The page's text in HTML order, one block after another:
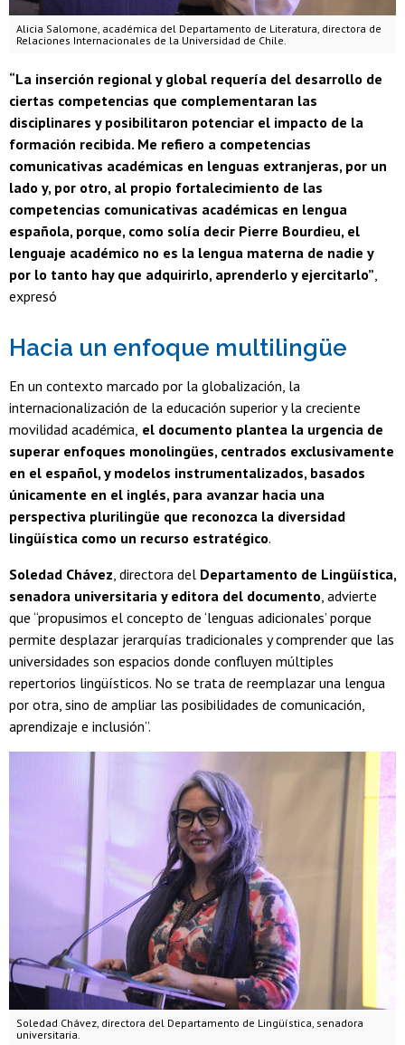
Alicia Salomone, académica del Departamento de Literatura, directora de
Relaciones Internacionales de la Universidad de Chile.
“La inserción regional y global requería del desarrollo de
ciertas competencias que complementaran las
disciplinares y posibilitaron potenciar el impacto de la
formación recibida. Me refiero a competencias
comunicativas académicas en lenguas extranjeras, por un
lado y, por otro, al propio fortalecimiento de las
competencias comunicativas académicas en lengua
española, porque, como solía decir Pierre Bourdieu, el
lenguaje académico no es la lengua materna de nadie y
por lo tanto hay que adquirirlo, aprenderlo y ejercitarlo”
expresó
Hacia un enfoque multilingüe
En un contexto marcado por la globalización, la
internacionalización de la educación superior y la creciente
movilidad académica, el documento plantea la urgencia de
superar enfoques monolingües, centrados exclusivamente
en el español, y modelos instrumentalizados, basados
únicamente en el inglés, para avanzar hacia una
perspectiva plurilingüe que reconozca la diversidad
lingüística como un recurso estratégico.
Soledad Chávez , directora del Departamento de Lingüística,
senadora universitaria y editora del documento , advierte
que “propusimos el concepto de ‘lenguas adicionales’ porque
permite desplazar jerarquías tradicionales y comprender que las
universidades son espacios donde confluyen múltiples
repertorios lingüísticos. No se trata de reemplazar una lengua
por otra, sino de ampliar las posibilidades de comunicación,
aprendizaje e inclusión”.
Soledad Chávez, directora del Departamento de Lingüística, senadora
universitaria.